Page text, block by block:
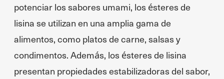
potenciar los sabores umami, los ésteres de
lisina se utilizan en una amplia gama de
alimentos, como platos de carne, salsas y
condimentos. Además, los ésteres de lisina
presentan propiedades estabilizadoras del sabor,